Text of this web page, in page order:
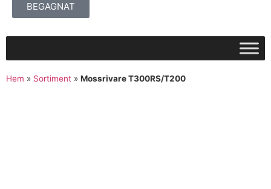
BEGAGNAT
Hem » Sortiment » Mossrivare T300RS/T200